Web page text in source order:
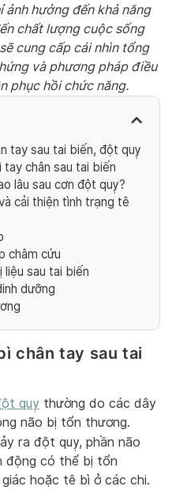
ảnh hưởng đến khả năng
chất lượng cuộc sống
cung cấp cái nhìn tổng
và phương pháp điều
phục hồi chức năng.
tay sau tai biến, đột quỵ
chân sau tai biến
lâu sau cơn đột quỵ?
cải thiện tình trạng tê
châm cứu
liệu sau tai biến
dưỡng
chân tay sau tai
quỵ thường do các dây
não bị tổn thương.
ra đột quỵ, phần não
động có thể bị tổn
hoặc tê bì ở các chi.